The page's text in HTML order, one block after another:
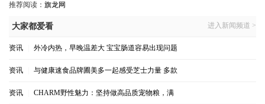
推荐阅读： 旗龙网
大家都爱看 进入新闻频道 >
资讯 外冷内热，早晚温差大 宝宝肠道容易出现问题
资讯 与健康速食品牌圃美多一起感受芝士力量 多款
资讯 CHARM野性魅力：坚持做高品质宠物粮，满